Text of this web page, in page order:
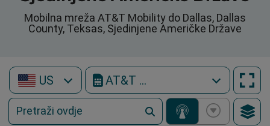
Mobilna mreža AT&T Mobility do Dallas, Dallas
County, Teksas, Sjedinjene Američke Države
US AT&T Mobility